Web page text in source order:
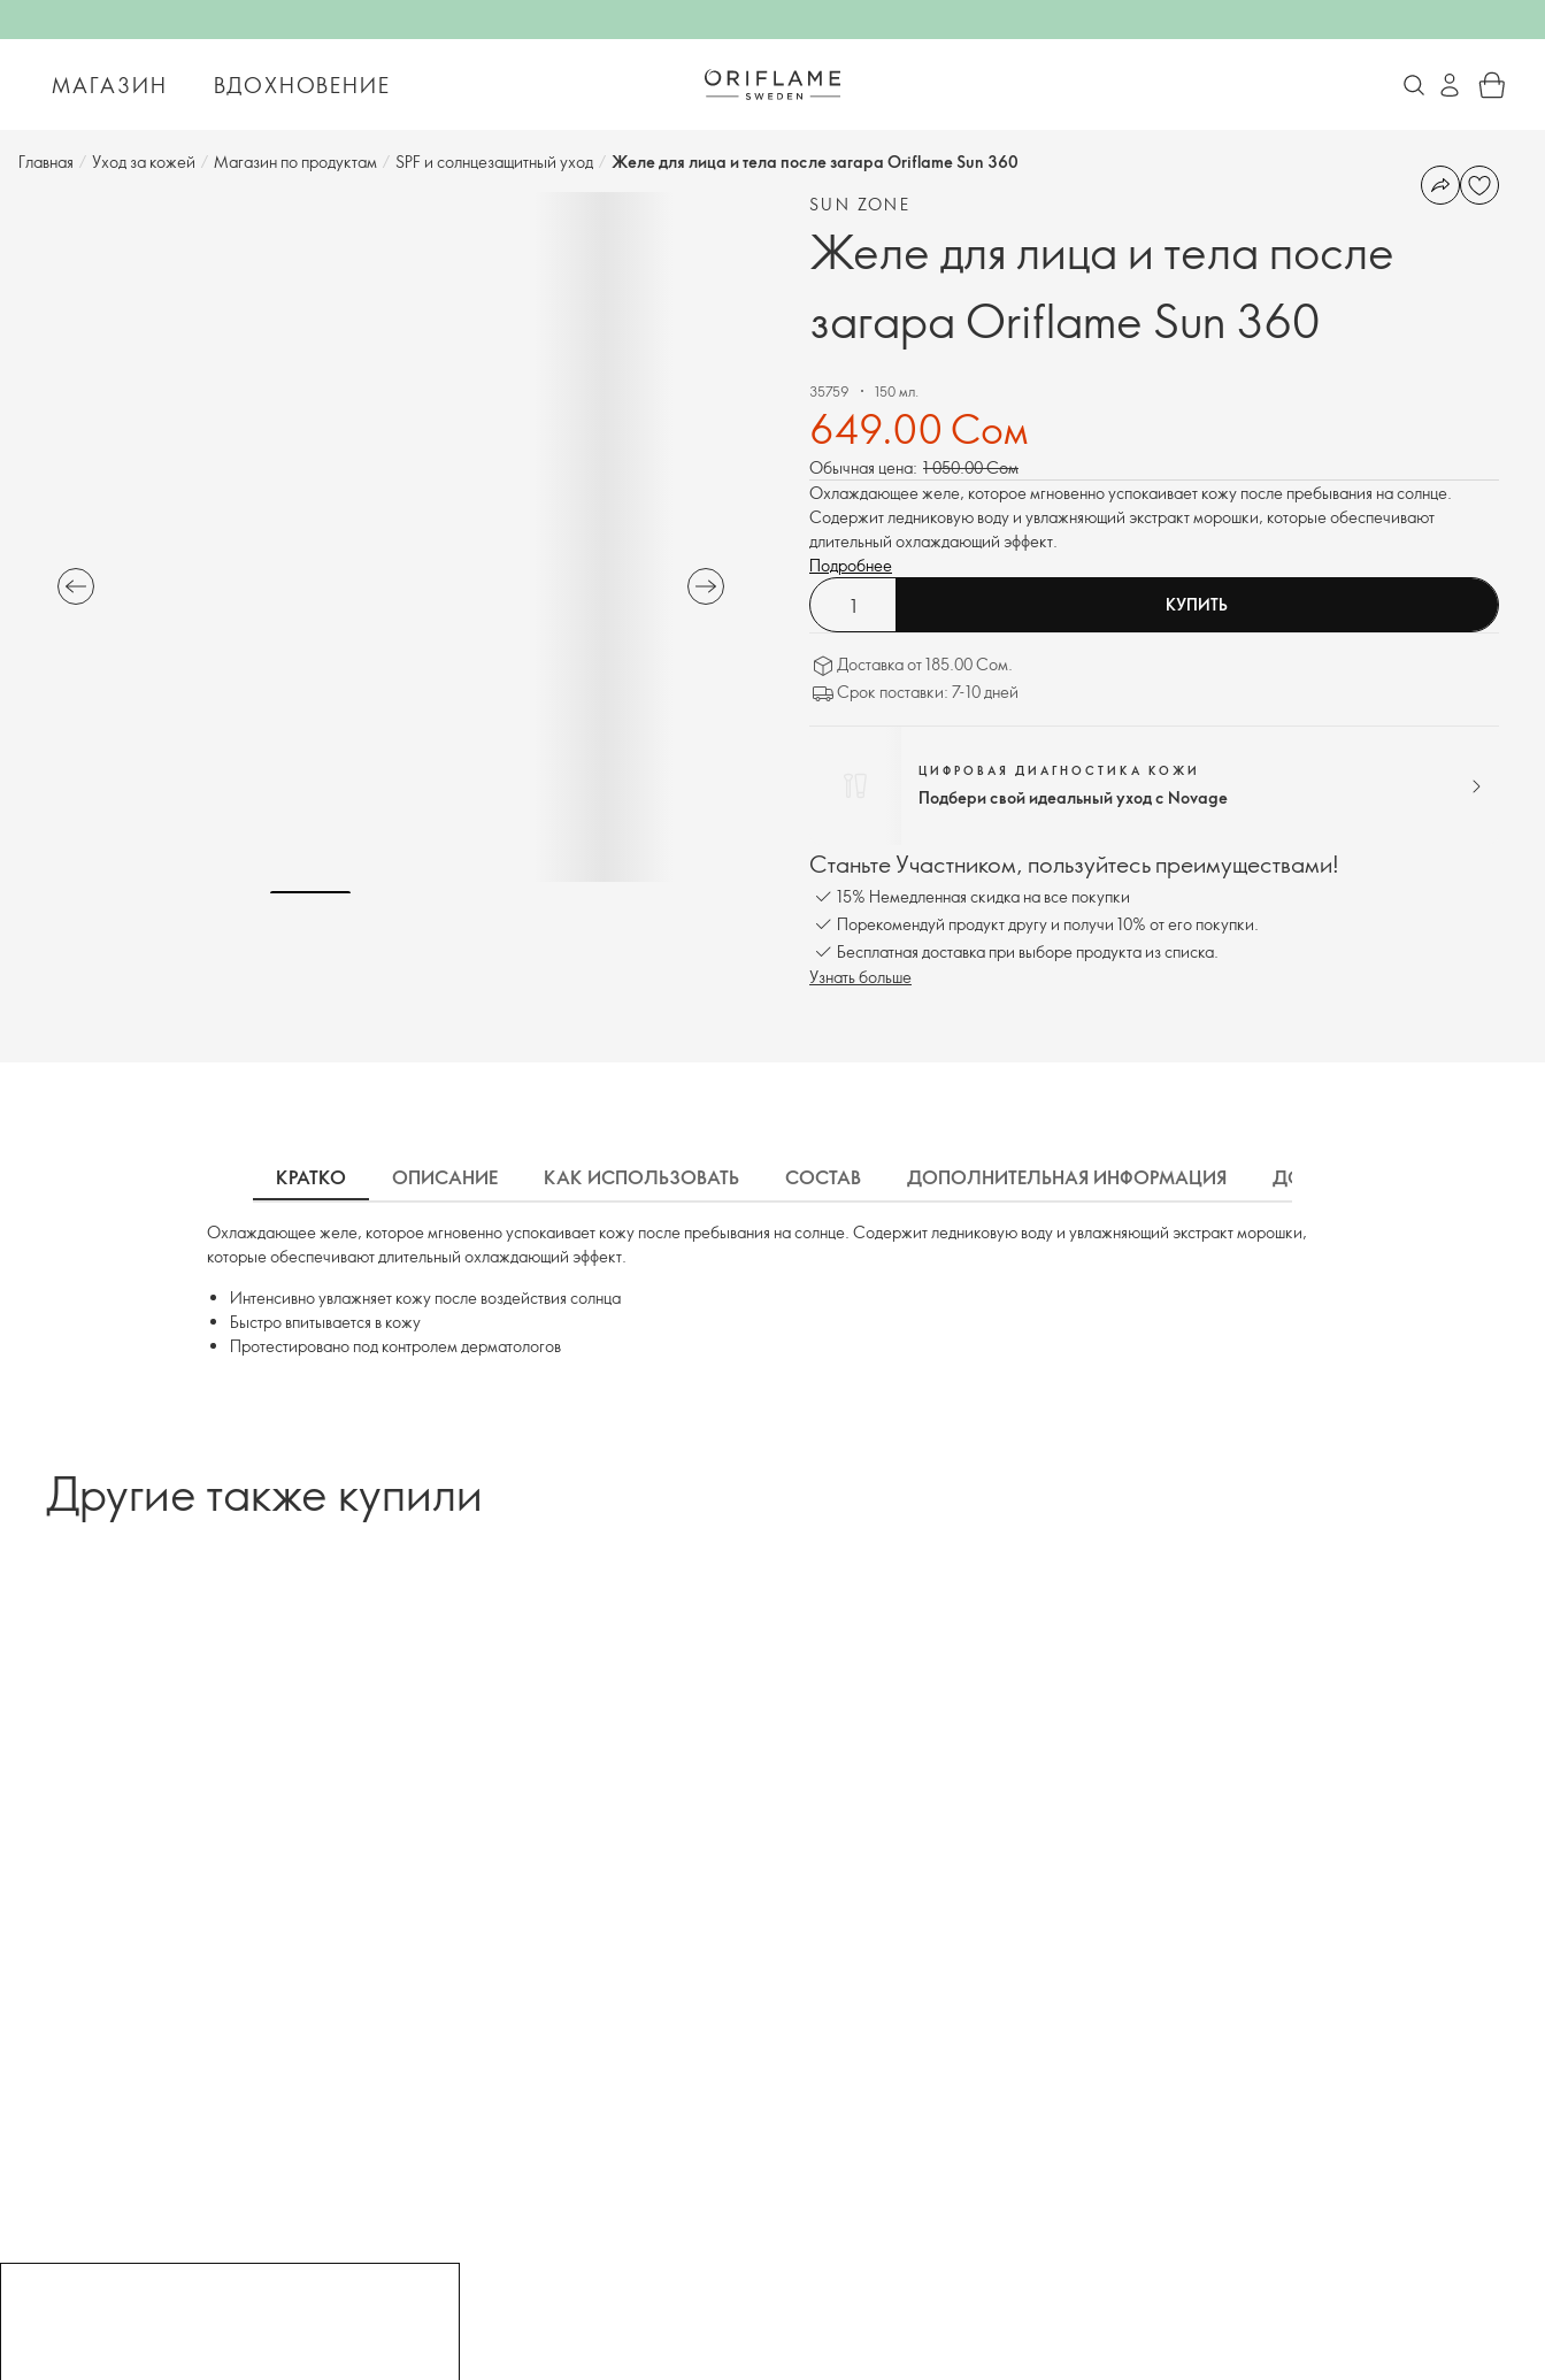
МАГАЗИН ВДОХНОВЕНИЕ
Главная / Уход за кожей / Магазин по продуктам / SPF и солнцезащитный уход / Желе для лица и тела после загара Oriflame Sun 360
SUN ZONE
Желе для лица и тела после
загара Oriflame Sun 360
35759 150 мл.
649.00 Сом
Обычная цена: 1 050.00 Сом
Охлаждающее желе, которое мгновенно успокаивает кожу после пребывания на солнце.
Содержит ледниковую воду и увлажняющий экстракт морошки, которые обеспечивают
длительный охлаждающий эффект.
Подробнее
КУПИТЬ
Доставка от 185.00 Сом.
Срок поставки: 7-10 дней
ЦИФРОВАЯ ДИАГНОСТИКА КОЖИ
Подбери свой идеальный уход с Novage
Станьте Участником, пользуйтесь преимуществами!
15% Немедленная скидка на все покупки
Порекомендуй продукт другу и получи 10% от его покупки.
Бесплатная доставка при выборе продукта из списка.
Узнать больше
КРАТКО ОПИСАНИЕ КАК ИСПОЛЬЗОВАТЬ СОСТАВ ДОПОЛНИТЕЛЬНАЯ ИНФОРМАЦИЯ ДОСТАВКА
Охлаждающее желе, которое мгновенно успокаивает кожу после пребывания на солнце. Содержит ледниковую воду и увлажняющий экстракт морошки,
которые обеспечивают длительный охлаждающий эффект.
Интенсивно увлажняет кожу после воздействия солнца
Быстро впитывается в кожу
Протестировано под контролем дерматологов
Другие также купили